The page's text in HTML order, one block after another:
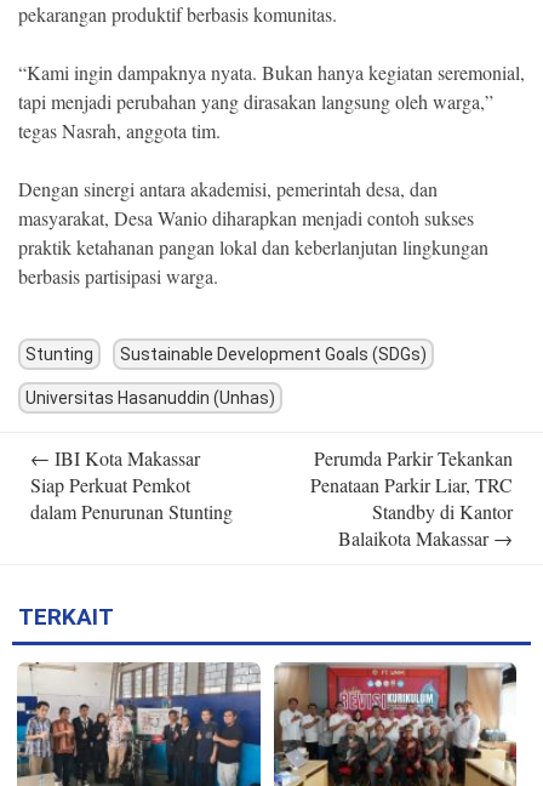
pekarangan produktif berbasis komunitas.
“Kami ingin dampaknya nyata. Bukan hanya kegiatan seremonial,
tapi menjadi perubahan yang dirasakan langsung oleh warga,”
tegas Nasrah, anggota tim.
Dengan sinergi antara akademisi, pemerintah desa, dan
masyarakat, Desa Wanio diharapkan menjadi contoh sukses
praktik ketahanan pangan lokal dan keberlanjutan lingkungan
berbasis partisipasi warga.
Stunting Sustainable Development Goals (SDGs)
Universitas Hasanuddin (Unhas)
navigation
← IBI Kota Makassar
Siap Perkuat Pemkot
dalam Penurunan Stunting
Perumda Parkir Tekankan
Penataan Parkir Liar, TRC
Standby di Kantor
Balaikota Makassar→
TERKAIT